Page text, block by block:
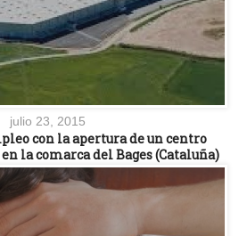
julio 23, 2015
con la apertura de un centro
la comarca del Bages (Cataluña)